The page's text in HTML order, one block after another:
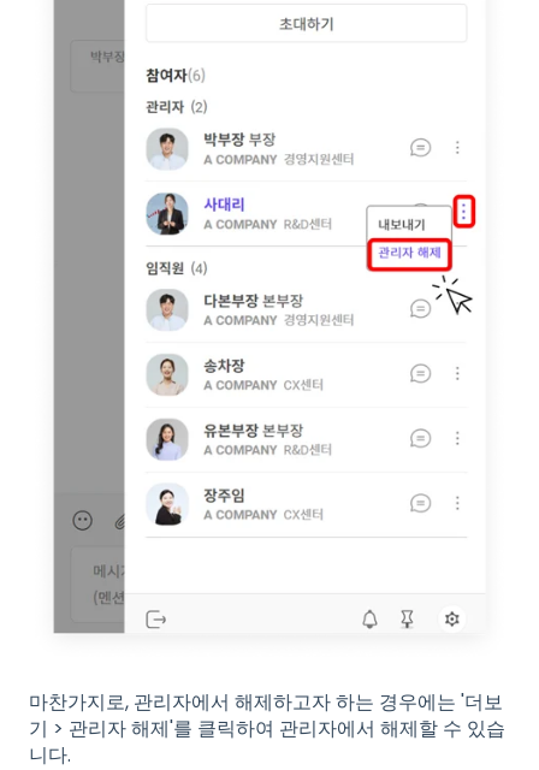
마찬가지로, 관리자에서 해제하고자 하는 경우에는 '더보
기 > 관리자 해제'를 클릭하여 관리자에서 해제할 수 있습
니다.